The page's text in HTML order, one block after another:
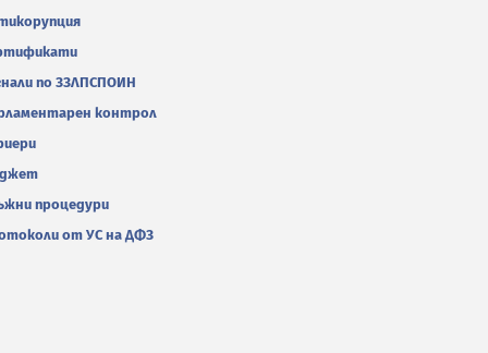
по ЗЗЛПСПОИН
контрол
процедури
от УС на ДФЗ